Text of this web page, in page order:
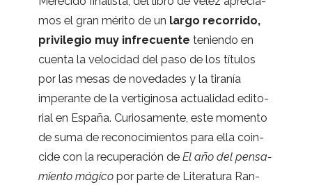
mos el gran mérito de un largo reco­rrido,
pri­vi­le­gio muy infre­cuente teniendo en
cuenta la velo­ci­dad del paso de los títu­los
por las mesas de nove­da­des y la tira­nía
impe­rante de la ver­ti­gi­nosa actua­li­dad edi­to­
rial en España. Curio­sa­mente, este momento
de suma de reco­no­ci­mien­tos para ella coin­
cide con la recu­pe­ra­ción de El año del pen­sa­
miento mágicopor parte de Lite­ra­tura Ran­